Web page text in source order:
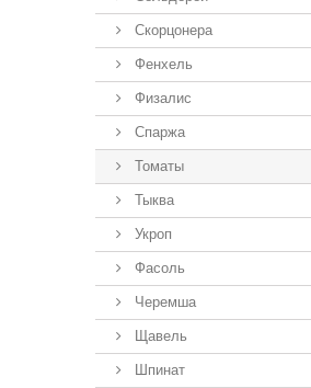
Скорцонера
Фенхель
Физалис
Спаржа
Томаты
Тыква
Укроп
Фасоль
Черемша
Щавель
Шпинат